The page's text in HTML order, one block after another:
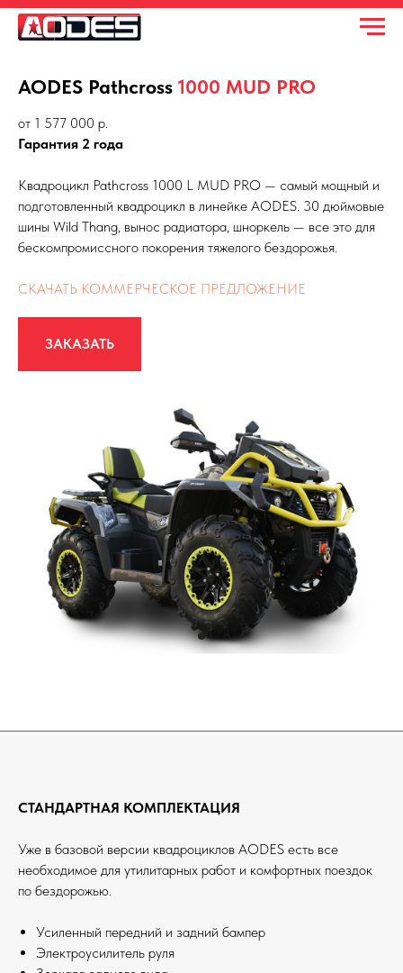
AODES Pathcross 1000 MUD PRO
от 1 577 000 р.
Гарантия 2 года
Квадроцикл Pathcross 1000 L MUD PRO — самый мощный и
подготовленный квадроцикл в линейке AODES. 30 дюймовые
шины Wild Thang, вынос радиатора, шноркель — все это для
бескомпромиссного покорения тяжелого бездорожья.
СКАЧАТЬ КОММЕРЧЕСКОЕ ПРЕДЛОЖЕНИЕ
ЗАКАЗАТЬ
СТАНДАРТНАЯ КОМПЛЕКТАЦИЯ
Уже в базовой версии квадроциклов AODES есть все
необходимое для утилитарных работ и комфортных поездок
по бездорожью.
Усиленный передний и задний бампер
Электроусилитель руля